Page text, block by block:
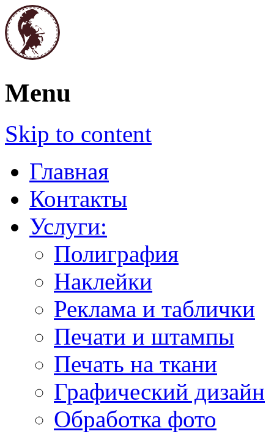
Паллада
Полиграфия. Печати и штампы.
Menu
Skip to content
Главная
Контакты
Услуги:
Полиграфия
Наклейки
Реклама и таблички
Печати и штампы
Печать на ткани
Графический дизайн
Обработка фото